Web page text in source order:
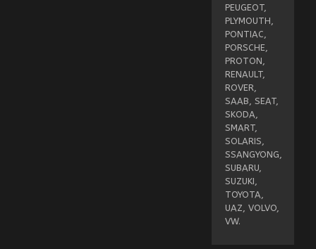
PEUGEOT,
PLYMOUTH,
PONTIAC,
PORSCHE,
PROTON,
RENAULT,
ROVER,
SAAB, SEAT,
SKODA,
SMART,
SOLARIS,
SSANGYONG,
SUBARU,
SUZUKI,
TOYOTA,
UAZ, VOLVO,
VW.